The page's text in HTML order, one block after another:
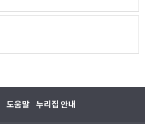
도움말 누리집 안내